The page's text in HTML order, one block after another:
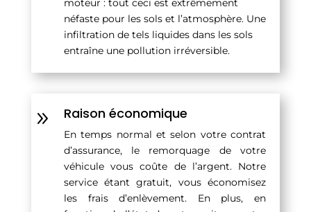
néfaste pour les sols et l’atmosphère. Une
infiltration de tels liquides dans les sols
entraîne une pollution irréversible.
9 Raison économique
En temps normal et selon votre contrat
d’assurance, le remorquage de votre
véhicule vous coûte de l’argent. Notre
service étant gratuit, vous économisez
les frais d’enlèvement. En plus, en